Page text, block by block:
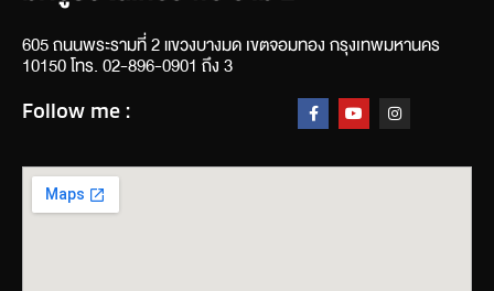
605 ถนนพระรามที่ 2 แขวงบางมด เขตจอมทอง กรุงเทพมหานคร
10150 โทร. 02-896-0901 ถึง 3
Follow me :